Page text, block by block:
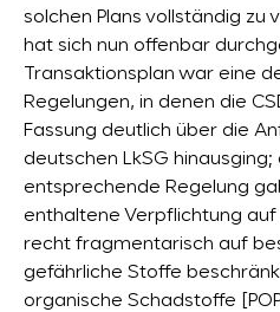
solchen Plans vollständig zu
hat sich nun offenbar
Transaktionsplan war eine
Regelungen, in denen die
Fassung deutlich über die
deutschen LkSG hinausging;
entsprechende Regelung
enthaltene Verpflichtung
recht fragmentarisch auf
gefährliche Stoffe
organische Schadstoffe